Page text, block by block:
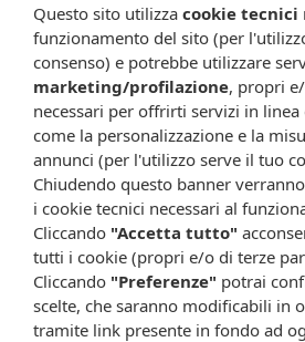
Flacone con dispenser da 400 ml.
Cod.9702927
Ogni scheda che troverai sul nostro sito è
informativo, utile alla guida dell’acquisto
sostituisce né il foglietto illustrativo (o la
confezione stessa), né il consiglio del
di possibili allergie o patologie. Vista la
continue modifiche effettuate dalle varie
cambio del packaging (colori, dimensioni,
i possibili cambiamenti come cambio degli
percentuali, Farmacia Cavalieri Shop
Questo sito utilizza cookie tecnici
funzionamento del sito (per
consenso) e potrebbe utilizzare
marketing/profilazione, propri
necessari per offrirti servizi in
come la personalizzazione e la
annunci (per l'utilizzo serve il tuo
Chiudendo questo banner
i cookie tecnici necessari al
Cliccando "Accetta tutto"
tutti i cookie (propri e/o di terze
Cliccando "Preferenze" potrai
scelte, che saranno modificabili in
tramite link presente in fondo ad